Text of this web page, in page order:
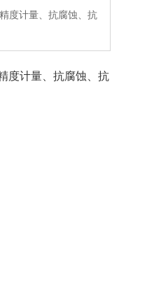
度计量、抗腐蚀、抗
度计量、抗腐蚀、抗